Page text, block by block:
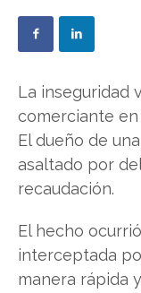
La inseguridad
comerciante en
El dueño de
asaltado por
recaudación.
El hecho
interceptada
manera rápida